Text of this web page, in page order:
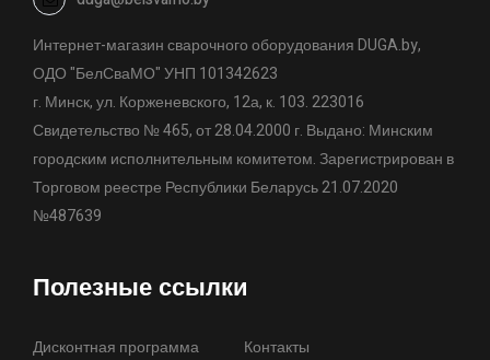
Интернет-магазин сварочного оборудования DUGA.by,
ОДО "БелСваМО" УНП 101342623
г. Минск, ул. Корженевского, 12а, к. 103. 223016
Свидетельство № 465, от 28.04.2000 г. Выдано: Минским
городским исполнительным комитетом. Зарегистрирован в
Торговом реестре Республики Беларусь 21.07.2020
№487639
Полезные ссылки
Дисконтная программа
Контакты